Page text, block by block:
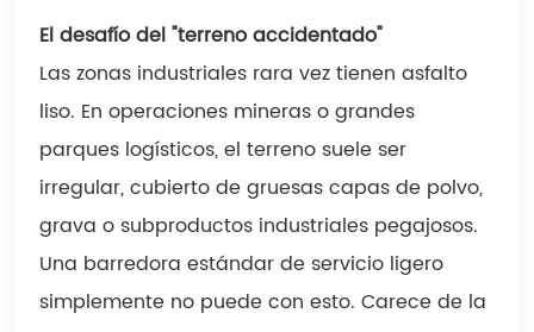
El desafío del "terreno accidentado"
Las zonas industriales rara vez tienen asfalto
liso. En operaciones mineras o grandes
parques logísticos, el terreno suele ser
irregular, cubierto de gruesas capas de polvo,
grava o subproductos industriales pegajosos.
Una barredora estándar de servicio ligero
simplemente no puede con esto. Carece de la